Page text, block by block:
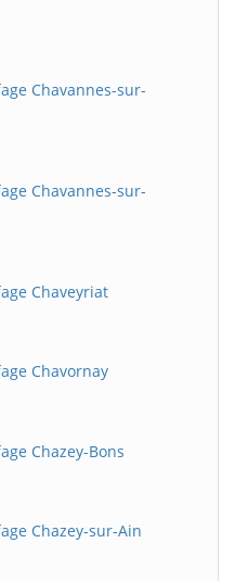
Chavannes-sur-
Chavannes-sur-
Chaveyriat
Chavornay
Chazey-Bons
Chazey-sur-Ain